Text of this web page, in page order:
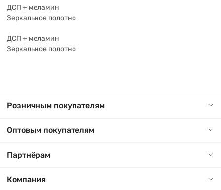
ДСП + меламин
Зеркальное полотно
ДСП + меламин
Зеркальное полотно
Розничным покупателям
Оптовым покупателям
Партнёрам
Компания